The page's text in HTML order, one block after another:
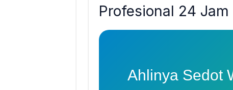
Profesional 24 Jam
Ahlinya Sedot